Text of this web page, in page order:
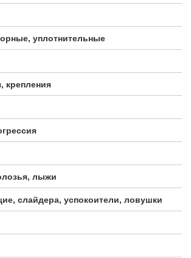
уплотнительные
крепления
лыжи
слайдера, успокоители, ловушки